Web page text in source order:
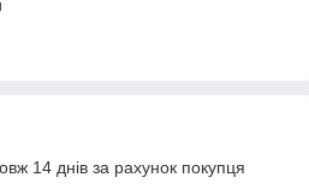
14 днів за рахунок покупця